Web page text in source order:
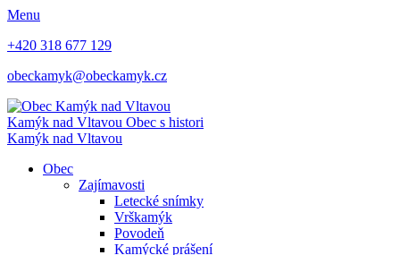
Menu
+420 318 677 129
obeckamyk@obeckamyk.cz
Kamýk nad Vltavou Obec s histori
Kamýk nad Vltavou
Obec
Zajímavosti
Letecké snímky
Vrškamýk
Povodeň
Kamýcké prášení